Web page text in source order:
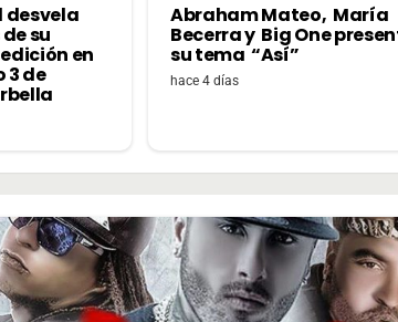
desvela
su
en
3 de
Abraham Mateo, María
Becerra y Big One
su tema “Así”
hace 4 días